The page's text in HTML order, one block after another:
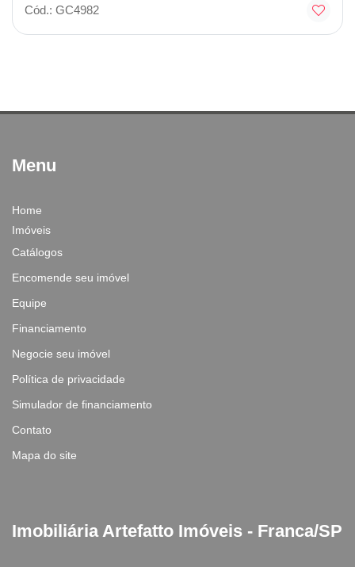
Cód.: GC4982
Menu
Home
Imóveis
Catálogos
Encomende seu imóvel
Equipe
Financiamento
Negocie seu imóvel
Política de privacidade
Simulador de financiamento
Contato
Mapa do site
Imobiliária Artefatto Imóveis - Franca/SP